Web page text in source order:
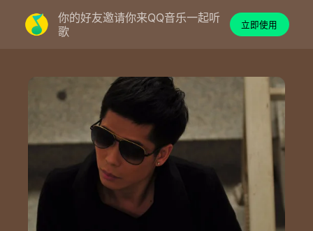
你的好友邀请你来QQ音乐一起听
歌
立即使用